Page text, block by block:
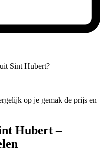
Sint Hubert?
op je gemak de prijs en
Hubert –